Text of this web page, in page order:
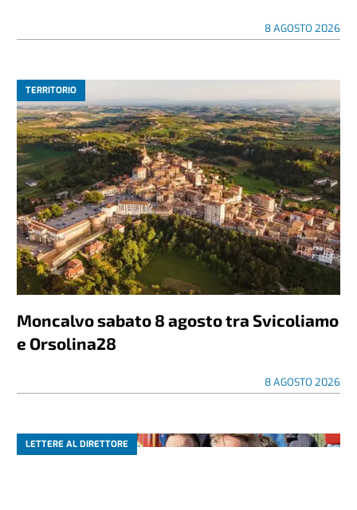
8 AGOSTO 2026
TERRITORIO
Moncalvo sabato 8 agosto tra Svicoliamo
e Orsolina28
8 AGOSTO 2026
LETTERE AL DIRETTORE